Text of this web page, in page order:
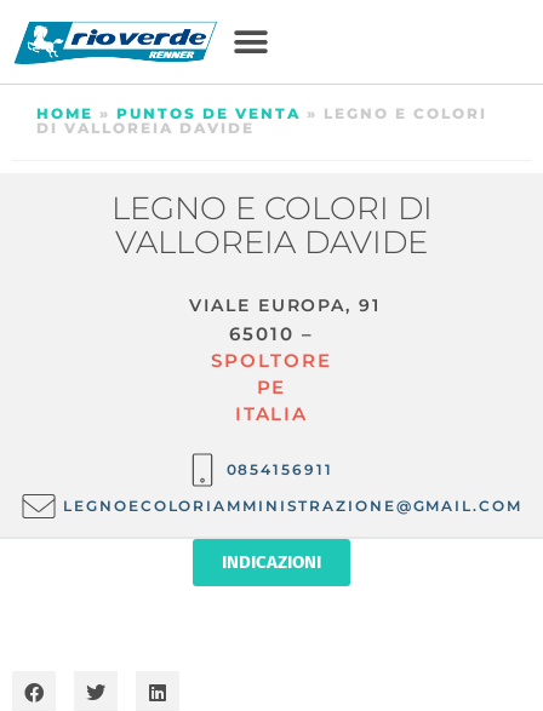
HOME » PUNTOS DE VENTA » LEGNO E COLORI
DI VALLOREIA DAVIDE
LEGNO E COLORI DI
VALLOREIA DAVIDE
VIALE EUROPA, 91
65010 –
SPOLTORE
PE
ITALIA
0854156911
LEGNOECOLORIAMMINISTRAZIONE@GMAIL.COM
INDICAZIONI